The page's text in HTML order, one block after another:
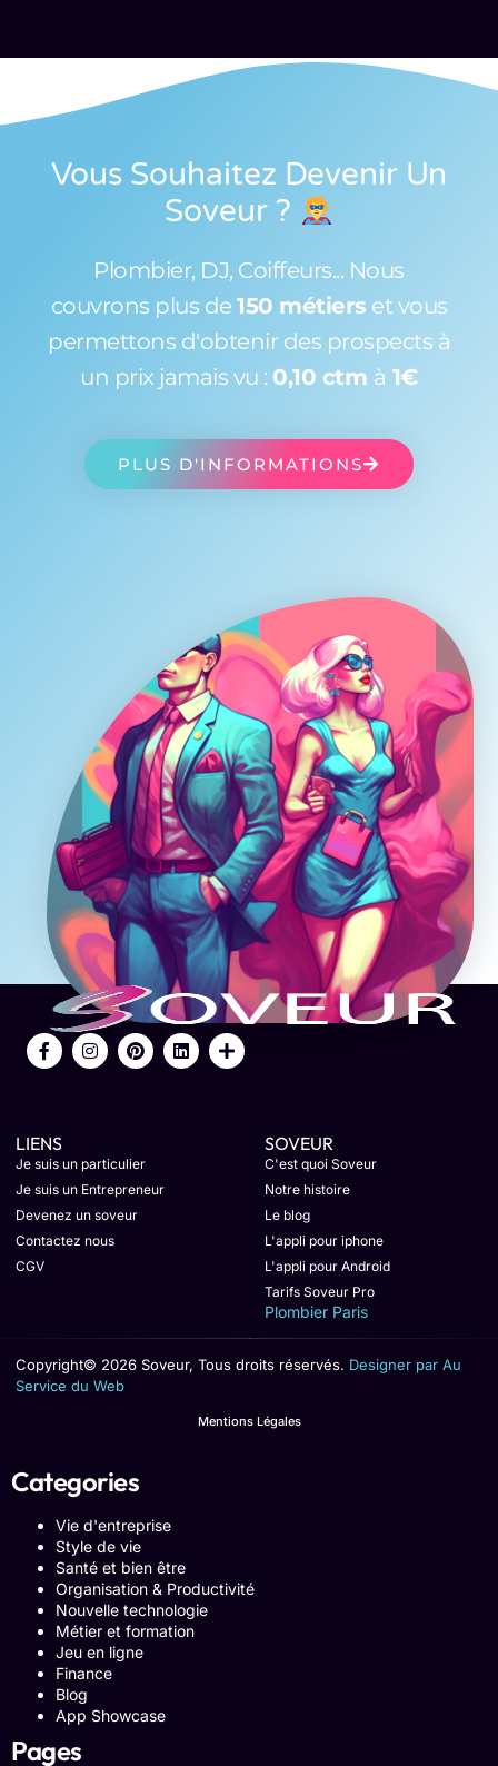
Vous Souhaitez Devenir Un
Soveur ?
Plombier, DJ, Coiffeurs... Nous
couvrons plus de 150 métiers et vous
permettons d'obtenir des prospects à
un prix jamais vu : 0,10 ctm à 1€
PLUS D'INFORMATIONS
LIENS
Je suis un particulier
Je suis un Entrepreneur
Devenez un soveur
Contactez nous
CGV
SOVEUR
C'est quoi Soveur
Notre histoire
Le blog
L'appli pour iphone
L'appli pour Android
Tarifs Soveur Pro
Plombier Paris
Copyright© 2026 Soveur, Tous droits réservés. Designer par Au
Service du Web
Mentions Légales
Categories
Vie d'entreprise
Style de vie
Santé et bien être
Organisation & Productivité
Nouvelle technologie
Métier et formation
Jeu en ligne
Finance
Blog
App Showcase
Pages